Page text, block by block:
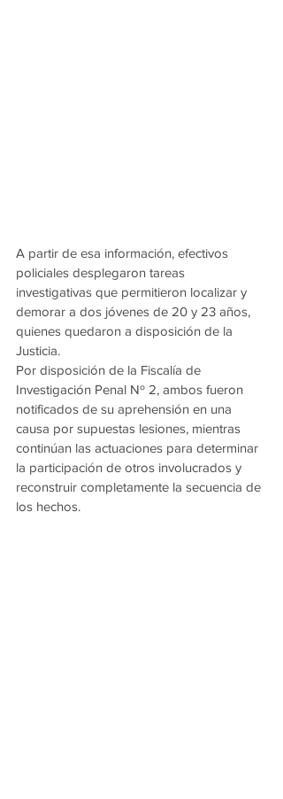
A partir de esa información, efectivos
policiales desplegaron tareas
investigativas que permitieron localizar y
demorar a dos jóvenes de 20 y 23 años,
quienes quedaron a disposición de la
Justicia.
Por disposición de la Fiscalía de
Investigación Penal Nº 2, ambos fueron
notificados de su aprehensión en una
causa por supuestas lesiones, mientras
continúan las actuaciones para determinar
la participación de otros involucrados y
reconstruir completamente la secuencia de
los hechos.